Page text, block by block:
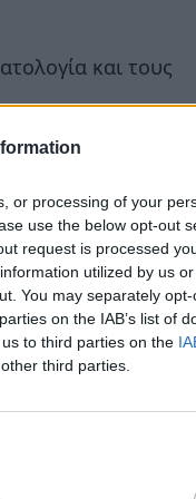
or processing of your
use the below opt-out
request is processed
utilized by us
You may separately
on the IAB’s list of
to third parties on the
third parties.
και τους
στην